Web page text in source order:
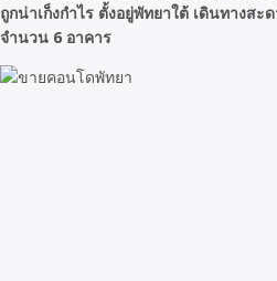
ถูกน่าเก็งกำไร ตั้งอยู่พัทยาใต้ เดินทางส
จำนวน 6 อาคาร